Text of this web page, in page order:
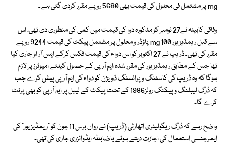
mg پر مشتمل فی محلول کی قیمت بھی 5680 روپے مقرر کردی گئی ہے۔
وفاقی کابینہ نے27 نومبر کو مذکورہ دوا کی قیمت میں کمی کی منظوری دی تھی، اس
سے قبل ریمڈیزیور 100 mg پاؤڈر و محلول پر مشتمل پیکٹ کی قیمت 9244 روپے
مقرر کی تھی۔ ڈریپ نے 27 اکتوبر کو اس دواء کی قیمت فکس کرکے ایس آر او جاری کیا
تھا جس کے مطابق ریمڈیزیور کی مقرر شدہ ایم آر پی کے حصول کیلئے امپوٹرز پر لازم
ہوگا کہ وہ ڈریپ کی کاسٹنگ و پرائسنگ ڈویژن کو دواء کی ایم آر پی پیش کرے جب
کہ ڈرگ لیبلنگ و پیکنگ رولز1986 کے تحت پیکٹ کے لیبل پر ایم آر پی کو بھی پرنٹ
کرے گا۔
واضح رہے کہ ڈرگ ریگولیٹری اتھارٹی (ڈریپ) نے رواں برس 11 جون کو "ریمڈیزیور" کی
ایمرجنسی استعمال کی اجازت دیتے ہوئے باضابطہ ایڈوائزری جاری کی تھی۔